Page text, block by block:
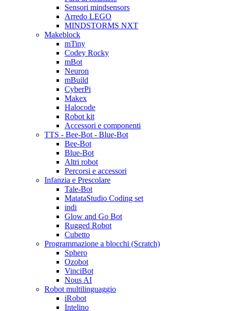
Sensori mindsensors
Arredo LEGO
MINDSTORMS NXT
Makeblock
mTiny
Codey Rocky
mBot
Neuron
mBuild
CyberPi
Makex
Halocode
Robot kit
Accessori e componenti
TTS - Bee-Bot - Blue-Bot
Bee-Bot
Blue-Bot
Altri robot
Percorsi e accessori
Infanzia e Prescolare
Tale-Bot
MatataStudio Coding set
indi
Glow and Go Bot
Rugged Robot
Cubetto
Programmazione a blocchi (Scratch)
Sphero
Ozobot
VinciBot
Nous AI
Robot multilinguaggio
iRobot
Intelino